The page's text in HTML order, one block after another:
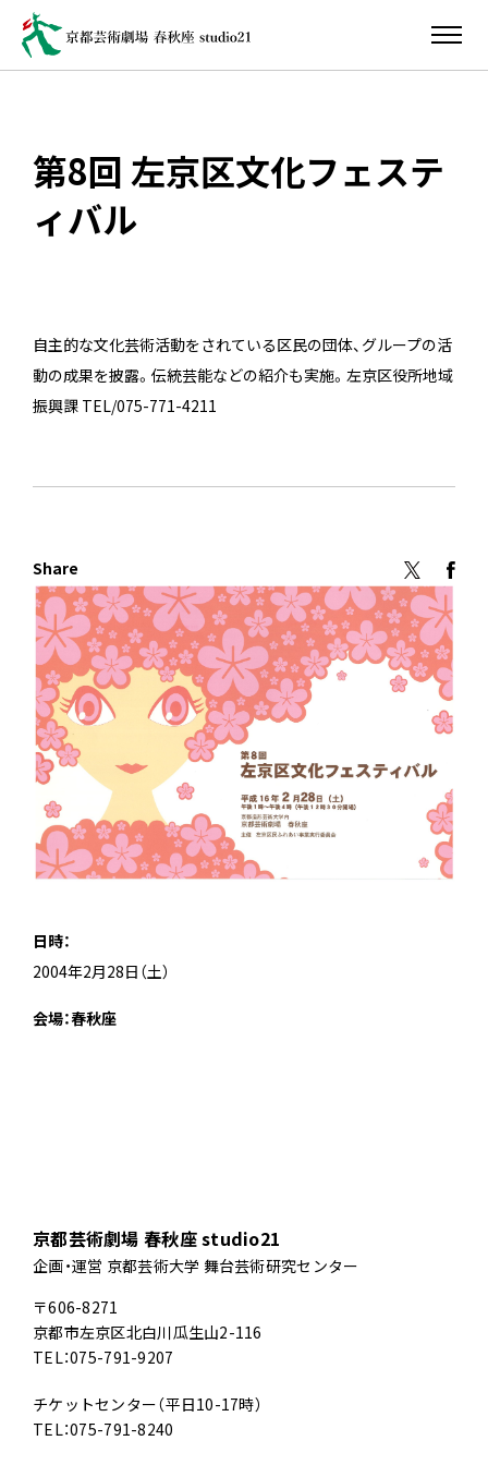
第8回 左京区文化フェステ
ィバル
自主的な文化芸術活動をされている区民の団体、グループの活
動の成果を披露。伝統芸能などの紹介も実施。左京区役所地域
振興課 TEL/075-771-4211
Share
日時：
2004年2月28日（土）
会場：春秋座
京都芸術劇場 春秋座 studio21
企画・運営 京都芸術大学 舞台芸術研究センター
〒606-8271
京都市左京区北白川瓜生山2-116
TEL：075-791-9207
チケットセンター（平日10-17時）
TEL：075-791-8240